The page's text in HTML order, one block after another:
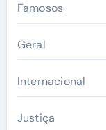
Famosos
Geral
Internacional
Justiça